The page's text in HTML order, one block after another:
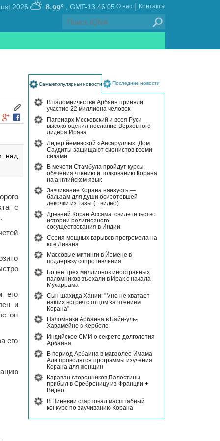
GMT-13:46:05
8.99° Контакты
|
О нас
над
с
его
и
он
его
Самыепопулярныеновости Последние новости
В паломничестве Арбаин приняли
участие 22 миллиона человек
Патриарх Московский и всея Руси
высоко оценил послание Верховного
лидера Ирана
Лидер йеменской «Ансаруллы»: Дом
Саудиты защищают сионистов всеми
силами
В мечети Стамбула пройдут курсы
обучения чтению и толкованию Корана
на английском язык
Заучивание Корана наизусть —
бальзам для души осиротевшей
девочки из Газы (+ видео)
Древний Коран Ассама: свидетельство
истории религиозного
сосуществования в Индии
Серия мощных взрывов прогремела на
юге Ливана
Массовые митинги в Йемене в
поддержку сопротивления
Более трех миллионов иностранных
паломников въехали в Ирак с начала
Мухаррама
Сын шахида Хании: "Мне не хватает
наших встреч с отцом за чтением
Корана"
Паломники Арбаина в Байн-уль-
Харамейне в Кербеле
Индийское СМИ о секрете долголетия
Арбаина
В период Арбаина в мавзолее Имама
Али проводятся программы изучения
Корана для женщин
Караван сторонников Палестины
прибыл в Сребреницу из Франции +
Видео
В Ниневии стартовал масштабный
конкурс по заучиванию Корана